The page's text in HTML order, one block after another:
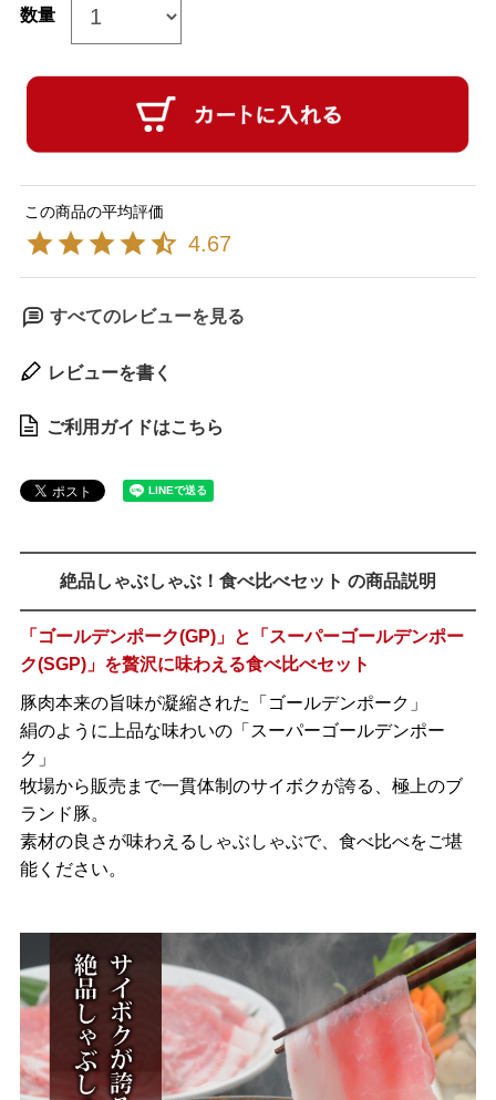
4.67
すべてのレビューを見る
レビューを書く
ご利用ガイドはこちら
絶品しゃぶしゃぶ！食べ比べセット の商品説明
「ゴールデンポーク(GP)」と「スーパーゴールデンポー
ク(SGP)」を贅沢に味わえる食べ比べセット
豚肉本来の旨味が凝縮された「ゴールデンポーク」
絹のように上品な味わいの「スーパーゴールデンポー
ク」
牧場から販売まで一貫体制のサイボクが誇る、極上のブ
ランド豚。
素材の良さが味わえるしゃぶしゃぶで、食べ比べをご堪
能ください。